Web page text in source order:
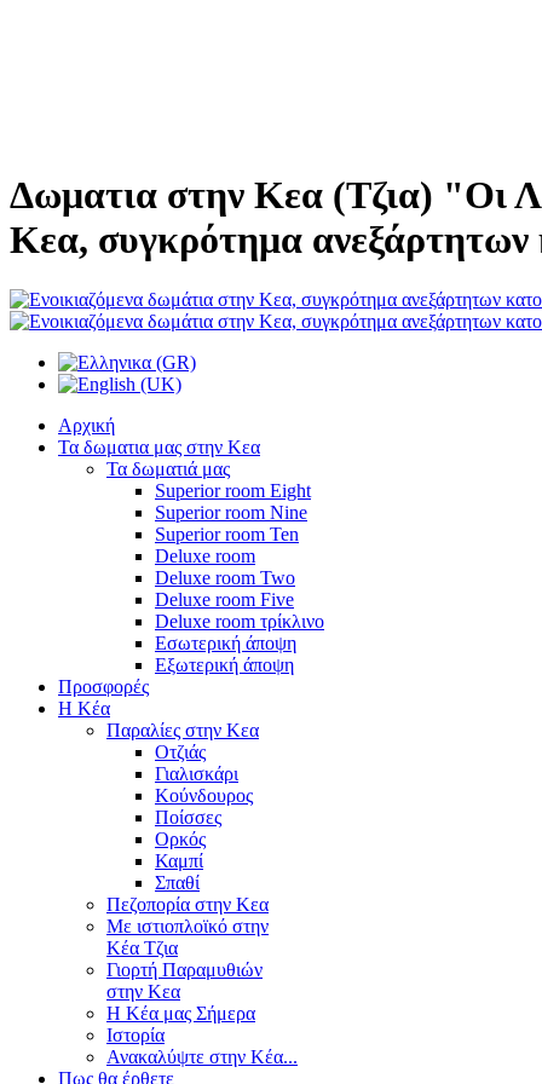
Δωματια στην Κεα (Τζια) "Οι
Κεα, συγκρότημα ανεξάρτητων
Αρχική
Τα δωματια μας στην Κεα
Τα δωματιά μας
Superior room Eight
Superior room Nine
Superior room Ten
Deluxe room
Deluxe room Two
Deluxe room Five
Deluxe room τρίκλινο
Εσωτερική άποψη
Εξωτερική άποψη
Προσφορές
Η Κέα
Παραλίες στην Κεα
Οτζιάς
Γιαλισκάρι
Κούνδουρος
Ποίσσες
Ορκός
Καμπί
Σπαθί
Πεζοπορία στην Κεα
Με ιστιοπλοϊκό στην
Κέα Τζια
Γιορτή Παραμυθιών
στην Κεα
Η Κέα μας Σήμερα
Ιστορία
Ανακαλύψτε στην Κέα...
Πως θα έρθετε